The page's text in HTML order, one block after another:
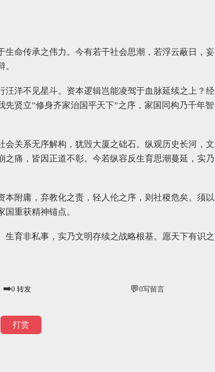
命传承之伟力。今有若干社会思潮，若浮云蔽日，妄
洋不见星斗。资本逻辑岂能凌驾于血脉延续之上？经
贤立”修身齐家治国平天下”之序，家国同构乃千年智
关系无序解构，犹毁大厦之础石。纵观历史长河，文
痛，皆因正道不彰。今若纵容反生育思潮蔓延，实乃
附庸，弃教化之责，轻人伦之序，则社稷危矣。须以
重获精神锚点。
育非私事，实乃文明存续之战略根基。愿天下有识之
➡️0 转发 💬0写留言
打赏